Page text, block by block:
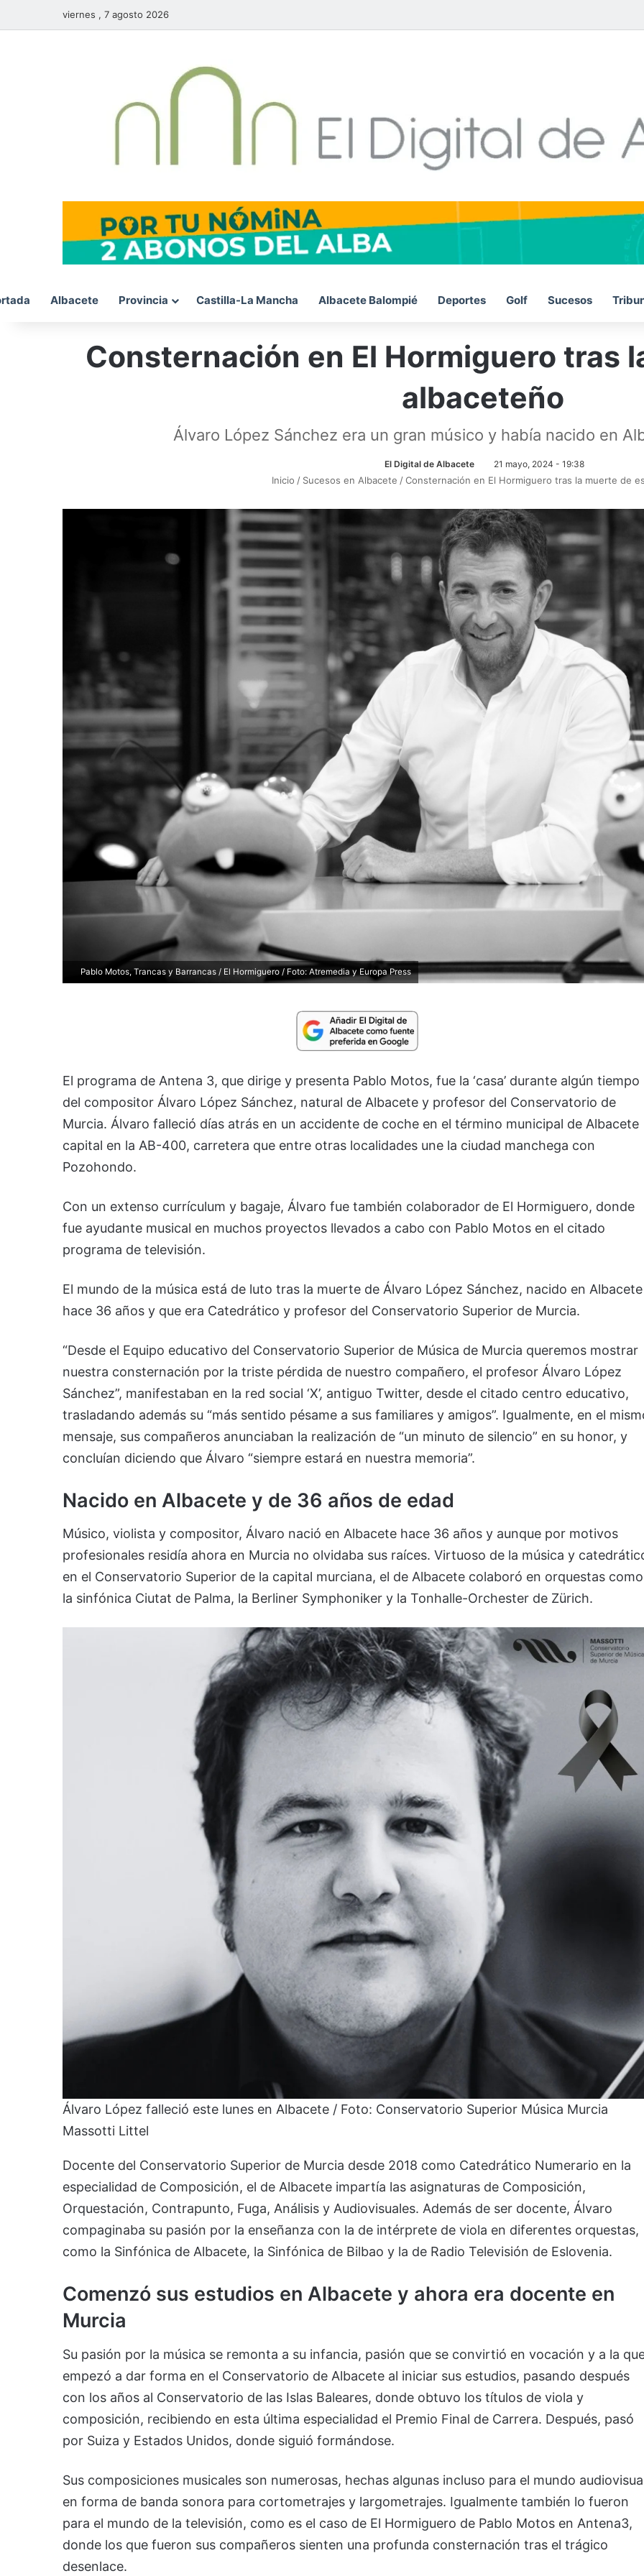
viernes , 7 agosto 2026
Albacete Provincia Castilla-La Mancha Albacete Balompié Deportes Golf Sucesos
Consternación en El Hormiguero tras
albaceteño
Álvaro López Sánchez era un gran músico y había nacido en
El Digital de Albacete 21 mayo, 2024 - 19:38
Inicio / Sucesos en Albacete / Consternación en El Hormiguero tras la muerte de
Pablo Motos, Trancas y Barrancas / El Hormiguero / Foto: Atremedia y Europa Press
El programa de Antena 3, que dirige y presenta Pablo Motos, fue la ‘casa’ durante algún tiempo
del compositor Álvaro López Sánchez, natural de Albacete y profesor del Conservatorio de
Murcia. Álvaro falleció días atrás en un accidente de coche en el término municipal de Albacete
capital en la AB-400, carretera que entre otras localidades une la ciudad manchega con
Pozohondo.
Con un extenso currículum y bagaje, Álvaro fue también colaborador de El Hormiguero, donde
fue ayudante musical en muchos proyectos llevados a cabo con Pablo Motos en el citado
programa de televisión.
El mundo de la música está de luto tras la muerte de Álvaro López Sánchez, nacido en Albacete
hace 36 años y que era Catedrático y profesor del Conservatorio Superior de Murcia.
“Desde el Equipo educativo del Conservatorio Superior de Música de Murcia queremos mostrar
nuestra consternación por la triste pérdida de nuestro compañero, el profesor Álvaro López
Sánchez”, manifestaban en la red social ‘X’, antiguo Twitter, desde el citado centro educativo,
trasladando además su “más sentido pésame a sus familiares y amigos”. Igualmente, en el
mensaje, sus compañeros anunciaban la realización de “un minuto de silencio” en su honor, y
concluían diciendo que Álvaro “siempre estará en nuestra memoria”.
Nacido en Albacete y de 36 años de edad
Músico, violista y compositor, Álvaro nació en Albacete hace 36 años y aunque por motivos
profesionales residía ahora en Murcia no olvidaba sus raíces. Virtuoso de la música y
en el Conservatorio Superior de la capital murciana, el de Albacete colaboró en orquestas como
la sinfónica Ciutat de Palma, la Berliner Symphoniker y la Tonhalle-Orchester de Zürich.
Álvaro López falleció este lunes en Albacete / Foto: Conservatorio Superior Música Murcia
Massotti Littel
Docente del Conservatorio Superior de Murcia desde 2018 como Catedrático Numerario en la
especialidad de Composición, el de Albacete impartía las asignaturas de Composición,
Orquestación, Contrapunto, Fuga, Análisis y Audiovisuales. Además de ser docente, Álvaro
compaginaba su pasión por la enseñanza con la de intérprete de viola en diferentes orquestas,
como la Sinfónica de Albacete, la Sinfónica de Bilbao y la de Radio Televisión de Eslovenia.
Comenzó sus estudios en Albacete y ahora era docente en
Murcia
Su pasión por la música se remonta a su infancia, pasión que se convirtió en vocación y a la
empezó a dar forma en el Conservatorio de Albacete al iniciar sus estudios, pasando después
con los años al Conservatorio de las Islas Baleares, donde obtuvo los títulos de viola y
composición, recibiendo en esta última especialidad el Premio Final de Carrera. Después, pasó
por Suiza y Estados Unidos, donde siguió formándose.
Sus composiciones musicales son numerosas, hechas algunas incluso para el mundo
en forma de banda sonora para cortometrajes y largometrajes. Igualmente también lo fueron
para el mundo de la televisión, como es el caso de El Hormiguero de Pablo Motos en Antena3,
donde los que fueron sus compañeros sienten una profunda consternación tras el trágico
desenlace.